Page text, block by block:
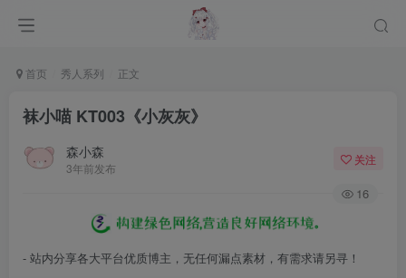
首页 秀人系列 正文
袜小喵 KT003《小灰灰》
森小森
3年前发布
关注
16
- 站内分享各大平台优质博主，无任何漏点素材，有需求请另寻！